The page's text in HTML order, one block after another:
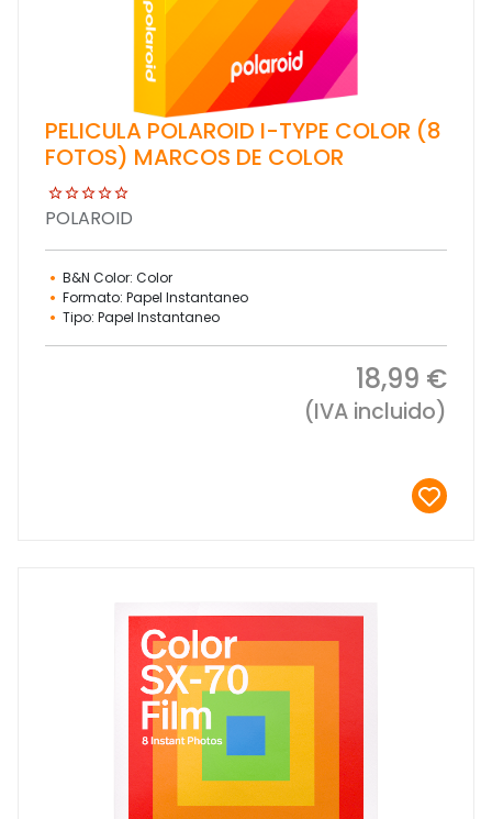
PELICULA POLAROID I-TYPE COLOR (8
FOTOS) MARCOS DE COLOR
POLAROID
B&N Color: Color
Formato: Papel Instantaneo
Tipo: Papel Instantaneo
18,99 €
(IVA incluido)